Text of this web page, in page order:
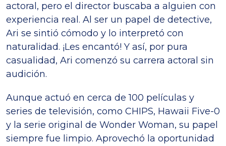
actoral, pero el director buscaba a alguien con
experiencia real. Al ser un papel de detective,
Ari se sintió cómodo y lo interpretó con
naturalidad. ¡Les encantó! Y así, por pura
casualidad, Ari comenzó su carrera actoral sin
audición.
Aunque actuó en cerca de 100 películas y
series de televisión, como CHIPS, Hawaii Five-0
y la serie original de Wonder Woman, su papel
siempre fue limpio. Aprovechó la oportunidad